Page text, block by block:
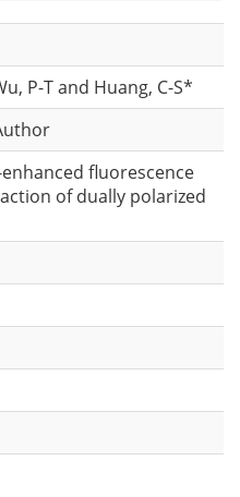
P-T and Huang, C-S*
fluorescence
of dually polarized